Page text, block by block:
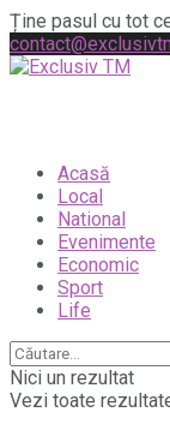
Ține pasul cu tot
Acasă
Local
National
Evenimente
Economic
Sport
Life
Nici un rezultat
Vezi toate